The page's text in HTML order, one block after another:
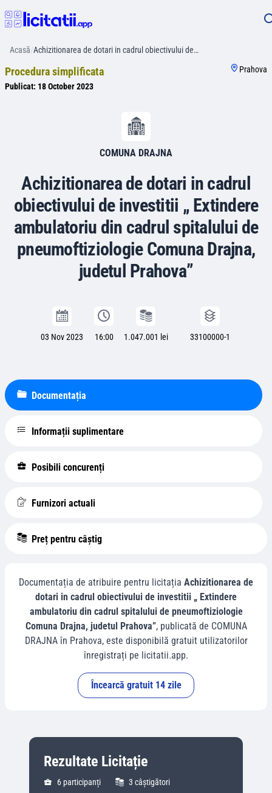
Acasă/Achizitionarea de dotari in cadrul obiectivului de…
Procedura simplificata
Publicat: 18 October 2023
Prahova
COMUNA DRAJNA
Achizitionarea de dotari in cadrul
obiectivului de investitii „ Extindere
ambulatoriu din cadrul spitalului de
pneumoftiziologie Comuna Drajna,
judetul Prahova”
03 Nov 2023 16:00 1.047.001 lei 33100000-1
Documentația
Informații suplimentare
Posibili concurenți
Furnizori actuali
Preț pentru câștig
Documentația de atribuire pentru licitația Achizitionarea de
dotari in cadrul obiectivului de investitii „ Extindere
ambulatoriu din cadrul spitalului de pneumoftiziologie
Comuna Drajna, judetul Prahova”, publicată de COMUNA
DRAJNAîn Prahova, este disponibilă gratuit utilizatorilor
înregistrați pe licitatii.app.
Încearcă gratuit 14 zile
Rezultate Licitație
6 participanți 3 câștigători